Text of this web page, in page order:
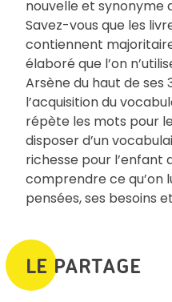
nouvelle et synonyme
Savez-vous que les
contiennent
élaboré que l’on
Arsène du haut de
l’acquisition du
répète les mots pour
disposer d’un
richesse pour l’enfant
comprendre ce qu’on
pensées, ses besoins
LE PARTAGE